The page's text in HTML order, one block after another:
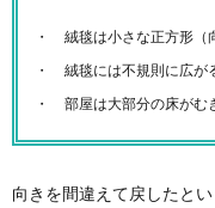
絨毯は小さな正方形（
絨毯には不規則に広が
部屋は大部分の床がむ
向きを間違えて戻したとい